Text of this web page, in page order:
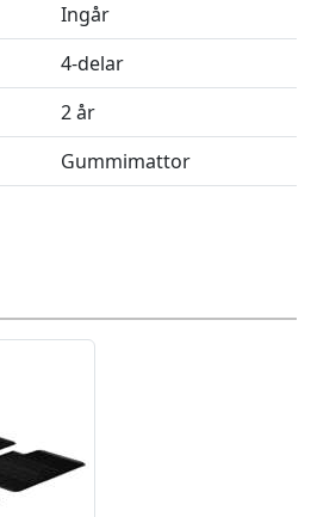
Ingår
4-delar
2 år
Gummimattor